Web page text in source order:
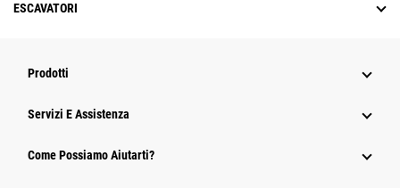
ESCAVATORI
Prodotti
Servizi E Assistenza
Come Possiamo Aiutarti?